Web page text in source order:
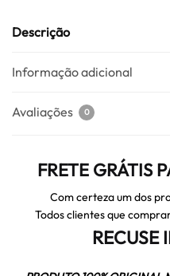
Descrição
Informação adicional
Avaliações 0
FRETE GRÁTIS
Com certeza um dos
Todos clientes que
RECUSE